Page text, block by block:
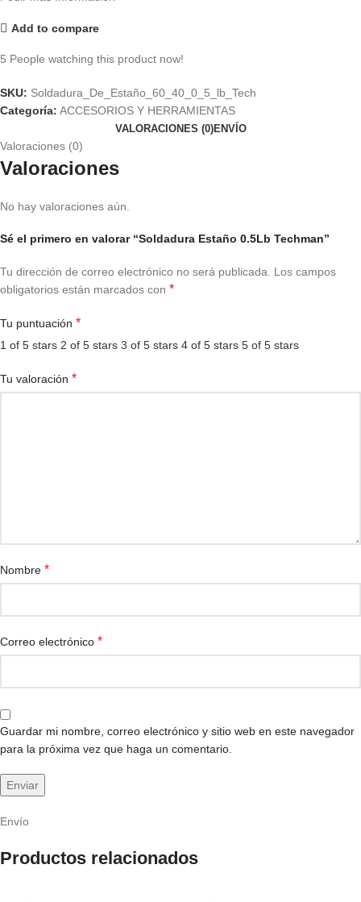
Add to compare
5 People watching this product now!
SKU: Soldadura_De_Estaño_60_40_0_5_lb_Tech
Categoría: ACCESORIOS Y HERRAMIENTAS
VALORACIONES (0)ENVÍO
Valoraciones (0)
Valoraciones
No hay valoraciones aún.
Sé el primero en valorar “Soldadura Estaño 0.5Lb Techman”
Tu dirección de correo electrónico no será publicada. Los campos
obligatorios están marcados con *
Tu puntuación *
1 of 5 stars 2 of 5 stars 3 of 5 stars 4 of 5 stars 5 of 5 stars
Tu valoración *
Nombre *
Correo electrónico *
Guardar mi nombre, correo electrónico y sitio web en este navegador
para la próxima vez que haga un comentario.
Envío
Productos relacionados